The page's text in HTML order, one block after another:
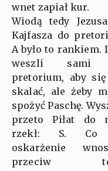
wnet zapiał kur.
Wiodą tedy
Kajfasza do
A było to rankiem.
weszli sami
pretorium, aby
skalać, ale żeby
spożyć Paschę.
przeto Piłat do
rzekł: S. Co
oskarżenie
przeciw